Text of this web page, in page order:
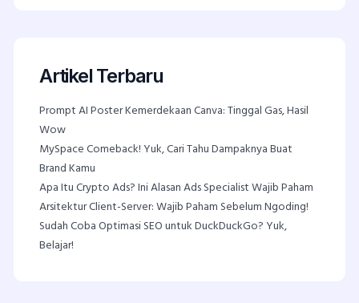
Artikel Terbaru
Prompt AI Poster Kemerdekaan Canva: Tinggal Gas, Hasil
Wow
MySpace Comeback! Yuk, Cari Tahu Dampaknya Buat
Brand Kamu
Apa Itu Crypto Ads? Ini Alasan Ads Specialist Wajib Paham
Arsitektur Client-Server: Wajib Paham Sebelum Ngoding!
Sudah Coba Optimasi SEO untuk DuckDuckGo? Yuk,
Belajar!